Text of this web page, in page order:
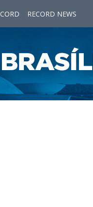
RECORD NEWS